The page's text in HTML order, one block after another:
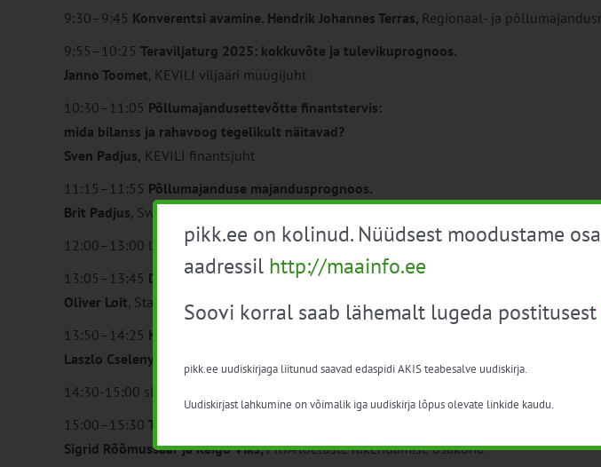
9:30–9:45 Konverentsi avamine. Hendrik Johannes Terras, Regionaal- ja
9:55–10:25 Teraviljaturg 2025: kokkuvõte ja tulevikuprognoos.
Janno Toomet, KEVILI viljaäri müügijuht
10:30–11:05 Põllumajandusettevõtte finantstervis:
mida bilanss ja rahavoog tegelikult näitavad?
Sven Padjus, KEVILI finantsjuht
11:15–11:55 Põllumajanduse majandusprognoos.
Brit Padjus, Swedbank Eesti põllumajandussektori juht
12:00–13:00 Lõuna
13:05–13:45 Droonid ja tehisintellekt osana põllumehe igapäeva otsustes.
Oliver Loit, Stairway to AI (AI ABC)
13:50–14:25 Kvaliteetse nisu kasvatamine – mõjurid ja võimalused.
Laszlo Cselenyi,
14:30-15:00 sirutuspaus
15:00–15:30 Toetused– nõuded ja praktiline rakendamine. Enamlevinud rikkumised.
Sigrid Rõõmussaar ja Reigo Viks,PRIA toetuste rakendamise osakond
pikk.ee on kolinud. Nüüdsest moodustame
aadressil http://maainfo.ee
Soovi korral saab lähemalt lugeda postitusest
pikk.ee uudiskirjaga liitunud saavad edaspidi AKIS teabesalve uudiskirja.
Uudiskirjast lahkumine on võimalik iga uudiskirja lõpus olevate linkide kaudu.